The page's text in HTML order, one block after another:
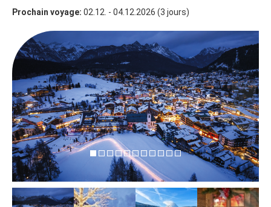
Prochain voyage: 02.12. - 04.12.2026 (3 jours)